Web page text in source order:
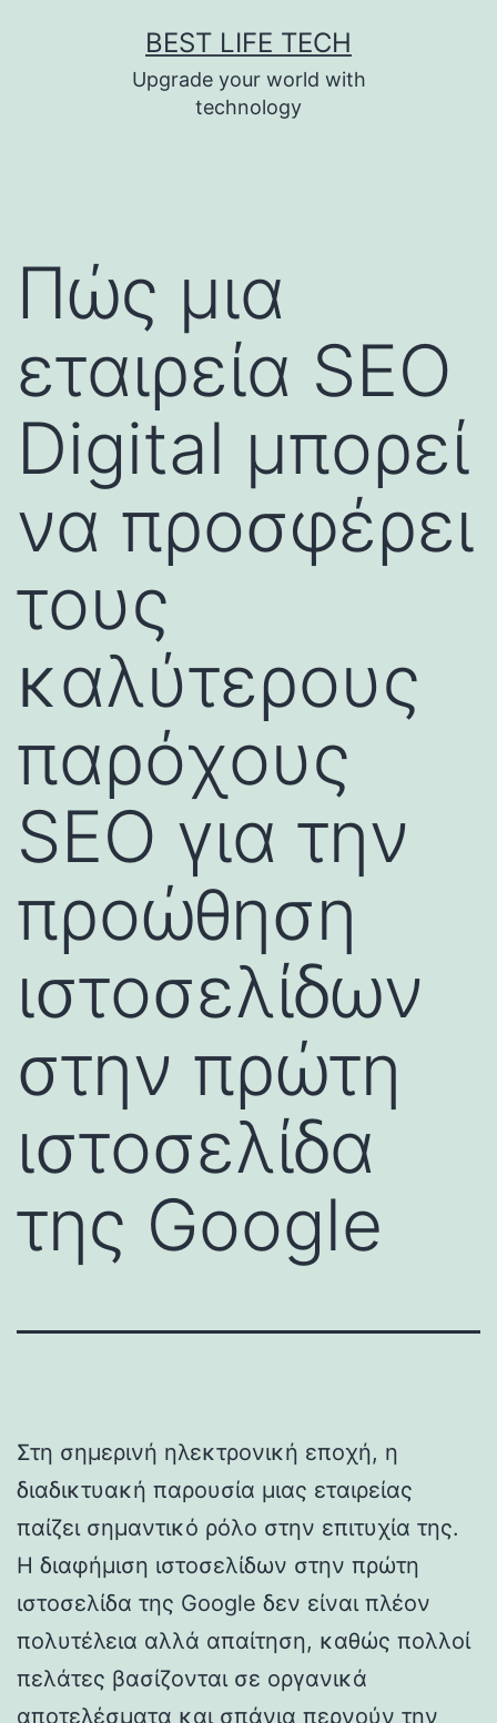
BEST LIFE TECH
Upgrade your world with
technology
Πώς μια
εταιρεία SEO
Digital μπορεί
να προσφέρει
τους
καλύτερους
παρόχους
SEO για την
προώθηση
ιστοσελίδων
στην πρώτη
ιστοσελίδα
της Google
Στη σημερινή ηλεκτρονική εποχή, η
διαδικτυακή παρουσία μιας εταιρείας
παίζει σημαντικό ρόλο στην επιτυχία της.
Η διαφήμιση ιστοσελίδων στην πρώτη
ιστοσελίδα της Google δεν είναι πλέον
πολυτέλεια αλλά απαίτηση, καθώς πολλοί
πελάτες βασίζονται σε οργανικά
αποτελέσματα και σπάνια περνούν την